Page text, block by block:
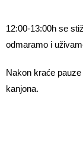
12:00-13:00h se
odmaramo i
Nakon kraće
kanjona.